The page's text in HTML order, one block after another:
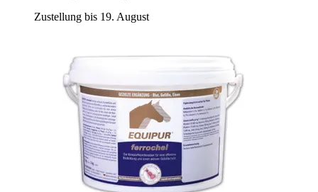
Zustellung bis 19. August